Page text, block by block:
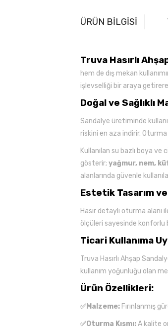
ÜRÜN BİLGİSİ
Truva Hasırlı
hem de dış mekan
işlevselliği bir araya
Doğal ve Sağlıklı
Sandalye üretiminde
riskini en aza indirir.
Kullanılan su bazlı boya
gösterir; yağmur, nem,
alanlarında güvenle
Estetik Tasarım
Hasır detaylı oturma
ölçüleri sayesinde konforlu
Ticari Kullanıma
Truva Hasırlı Ahşap
kullanım yoğunluğu olan
Ürün Özellikleri:
✅Malzeme: Fırınlanmış
✅Oturma Kısmı:A kalite